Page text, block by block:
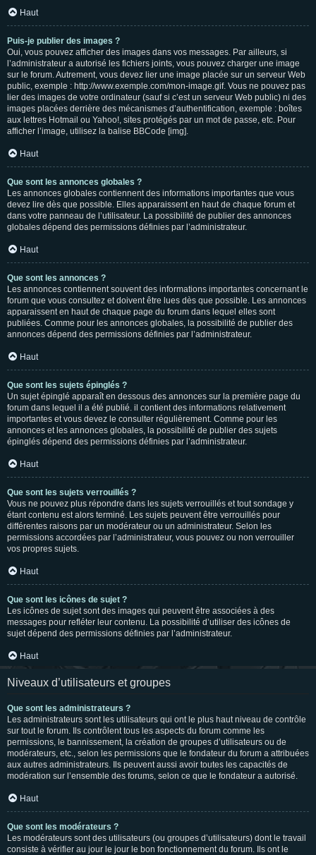
Haut
Puis-je publier des images ?
Oui, vous pouvez afficher des images dans vos messages. Par ailleurs, si
l’administrateur a autorisé les fichiers joints, vous pouvez charger une image
sur le forum. Autrement, vous devez lier une image placée sur un serveur Web
public, exemple : http://www.exemple.com/mon-image.gif. Vous ne pouvez pas
lier des images de votre ordinateur (sauf si c’est un serveur Web public) ni des
images placées derrière des mécanismes d’authentification, exemple : boîtes
aux lettres Hotmail ou Yahoo!, sites protégés par un mot de passe, etc. Pour
afficher l’image, utilisez la balise BBCode [img].
Haut
Que sont les annonces globales ?
Les annonces globales contiennent des informations importantes que vous
devez lire dès que possible. Elles apparaissent en haut de chaque forum et
dans votre panneau de l’utilisateur. La possibilité de publier des annonces
globales dépend des permissions définies par l’administrateur.
Haut
Que sont les annonces ?
Les annonces contiennent souvent des informations importantes concernant le
forum que vous consultez et doivent être lues dès que possible. Les annonces
apparaissent en haut de chaque page du forum dans lequel elles sont
publiées. Comme pour les annonces globales, la possibilité de publier des
annonces dépend des permissions définies par l’administrateur.
Haut
Que sont les sujets épinglés ?
Un sujet épinglé apparaît en dessous des annonces sur la première page du
forum dans lequel il a été publié. il contient des informations relativement
importantes et vous devez le consulter régulièrement. Comme pour les
annonces et les annonces globales, la possibilité de publier des sujets
épinglés dépend des permissions définies par l’administrateur.
Haut
Que sont les sujets verrouillés ?
Vous ne pouvez plus répondre dans les sujets verrouillés et tout sondage y
étant contenu est alors terminé. Les sujets peuvent être verrouillés pour
différentes raisons par un modérateur ou un administrateur. Selon les
permissions accordées par l’administrateur, vous pouvez ou non verrouiller
vos propres sujets.
Haut
Que sont les icônes de sujet ?
Les icônes de sujet sont des images qui peuvent être associées à des
messages pour refléter leur contenu. La possibilité d’utiliser des icônes de
sujet dépend des permissions définies par l’administrateur.
Haut
Niveaux d’utilisateurs et groupes
Que sont les administrateurs ?
Les administrateurs sont les utilisateurs qui ont le plus haut niveau de contrôle
sur tout le forum. Ils contrôlent tous les aspects du forum comme les
permissions, le bannissement, la création de groupes d’utilisateurs ou de
modérateurs, etc., selon les permissions que le fondateur du forum a attribuées
aux autres administrateurs. Ils peuvent aussi avoir toutes les capacités de
modération sur l’ensemble des forums, selon ce que le fondateur a autorisé.
Haut
Que sont les modérateurs ?
Les modérateurs sont des utilisateurs (ou groupes d’utilisateurs) dont le travail
consiste à vérifier au jour le jour le bon fonctionnement du forum. Ils ont le